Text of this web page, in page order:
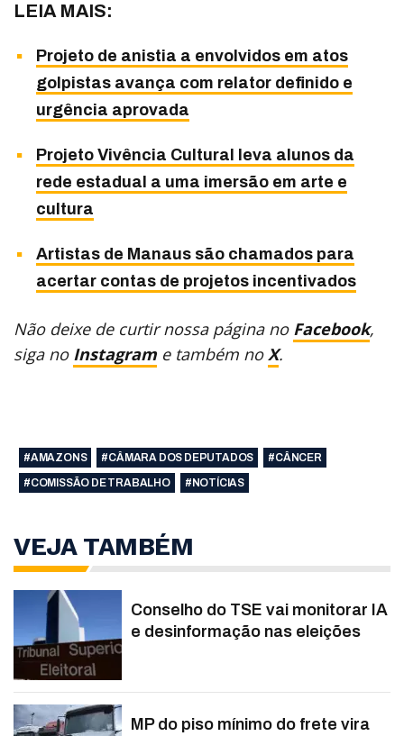
LEIA MAIS:
Projeto de anistia a envolvidos em atos
golpistas avança com relator definido e
urgência aprovada
Projeto Vivência Cultural leva alunos da
rede estadual a uma imersão em arte e
cultura
Artistas de Manaus são chamados para
acertar contas de projetos incentivados
Não deixe de curtir nossa página no Facebook,
siga no Instagram e também noX.
#AMAZONS #CÂMARA DOS DEPUTADOS
#CÂNCER
#COMISSÃO DE TRABALHO
#NOTÍCIAS
VEJA TAMBÉM
Conselho do TSE vai monitorar IA
e desinformação nas eleições
MP do piso mínimo do frete vira